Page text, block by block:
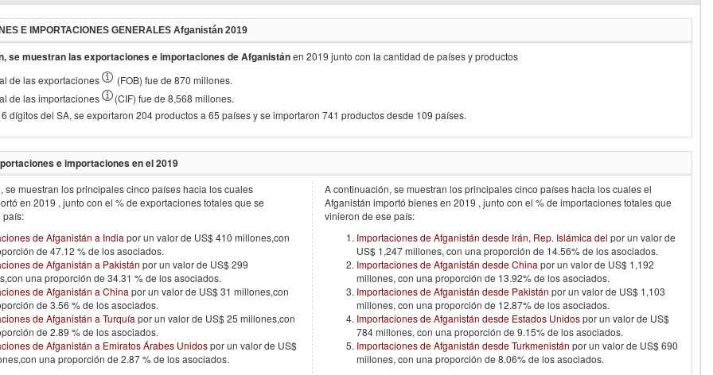
E IMPORTACIONES GENERALES Afganistán 2019
se muestran las exportaciones e importaciones deAfganistánen 2019 junto con la cantidad de países y productos
de las exportaciones
(FOB) fue de 870 millones.
de las importaciones
(CIF) fue de 8,568 millones.
dígitos del SA, se exportaron 204 productos a 65 países y se importaron 741 productos desde 109 países.
e importaciones en el2019
se muestran los principales cinco países hacia los cuales
en 2019 , junto con el % de exportaciones totales que se
país:
de Afganistán a India por un valor de US$ 410 millones,con
de 47.12 % de los asociados.
de Afganistán a Pakistán por un valor de US$ 299
una proporción de 34.31 % de los asociados.
de Afganistán a China por un valor de US$ 31 millones,con
de 3.56 % de los asociados.
de Afganistán a Turquía por un valor de US$ 25 millones,con
de 2.89 % de los asociados.
de Afganistán a Emiratos Árabes Unidospor un valor de US$
una proporción de 2.87 % de los asociados.
A continuación, se muestran los principales cinco países hacia los cuales el
Afganistán importó bienes en 2019 , junto con el % de importaciones totales que
vinieron de ese país:
Importaciones de Afganistán desde Irán, Rep. Islámica del por un valor de
US$ 1,247 millones, con una proporción de 14.56% de los asociados.
Importaciones de Afganistán desde China por un valor de US$ 1,192
millones, con una proporción de 13.92% de los asociados.
Importaciones de Afganistán desde Pakistán por un valor de US$ 1,103
millones, con una proporción de 12.87% de los asociados.
Importaciones de Afganistán desde Estados Unidospor un valor de US$
784 millones, con una proporción de 9.15% de los asociados.
Importaciones de Afganistán desde Turkmenistán por un valor de US$ 690
millones, con una proporción de 8.06% de los asociados.